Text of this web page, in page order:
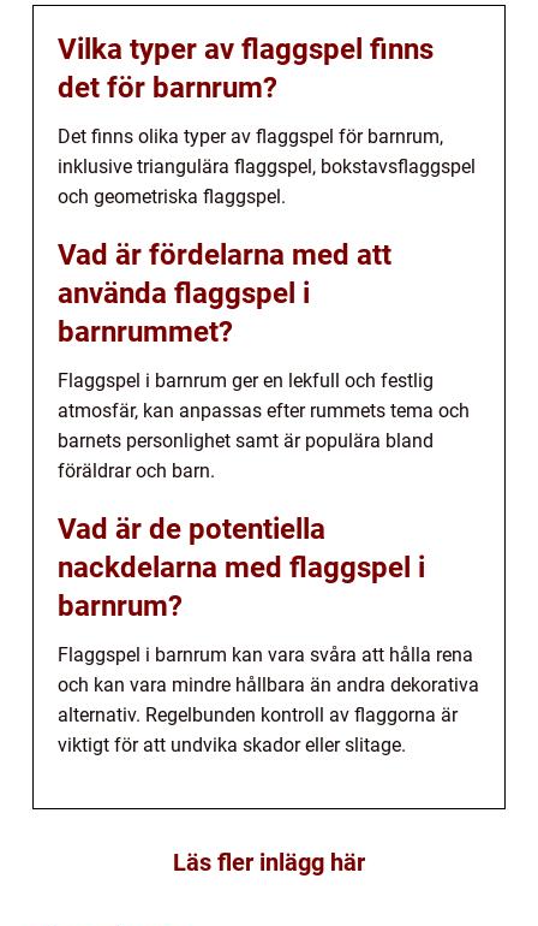
Vilka typer av flaggspel finns
det för barnrum?
Det finns olika typer av flaggspel för barnrum,
inklusive triangulära flaggspel, bokstavsflaggspel
och geometriska flaggspel.
Vad är fördelarna med att
använda flaggspel i
barnrummet?
Flaggspel i barnrum ger en lekfull och festlig
atmosfär, kan anpassas efter rummets tema och
barnets personlighet samt är populära bland
föräldrar och barn.
Vad är de potentiella
nackdelarna med flaggspel i
barnrum?
Flaggspel i barnrum kan vara svåra att hålla rena
och kan vara mindre hållbara än andra dekorativa
alternativ. Regelbunden kontroll av flaggorna är
viktigt för att undvika skador eller slitage.
Läs fler inlägg här